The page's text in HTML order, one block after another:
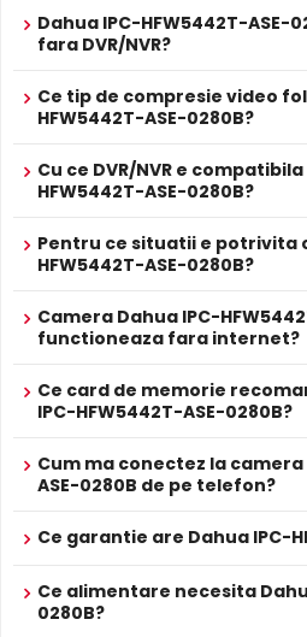
Filtru IR Mecanic (ICR)
mecanic autoretractabilce
pe timpul zilei, pentru a evita
sa treaca, imbunatatind
Dahua IPC-HFW5442T-ASE-
intensitatea iluminatorului in
distanta obiectului, eliminand
Alimentare
12V DC / 9.5 W
Sursa de alimentare NU
POE
Se poate alimenta
NVR sau Switch POE
Prospect
tehnic
Dahua IPC-
* Specificatiile tehnice ale produsului
au caracter informativ.
Dahua IPC-HFW5442T-
fara DVR/NVR?
Ce tip de compresie video
HFW5442T-ASE-0280B?
Cu ce DVR/NVR e
HFW5442T-ASE-0280B?
Pentru ce situatii e potrivita
HFW5442T-ASE-0280B?
Camera Dahua IPC-
functioneaza fara internet?
Ce card de memorie
IPC-HFW5442T-ASE-0280B?
Cum ma conectez la camera
ASE-0280B de pe telefon?
Ce garantie are Dahua IPC-
Ce alimentare necesita
0280B?